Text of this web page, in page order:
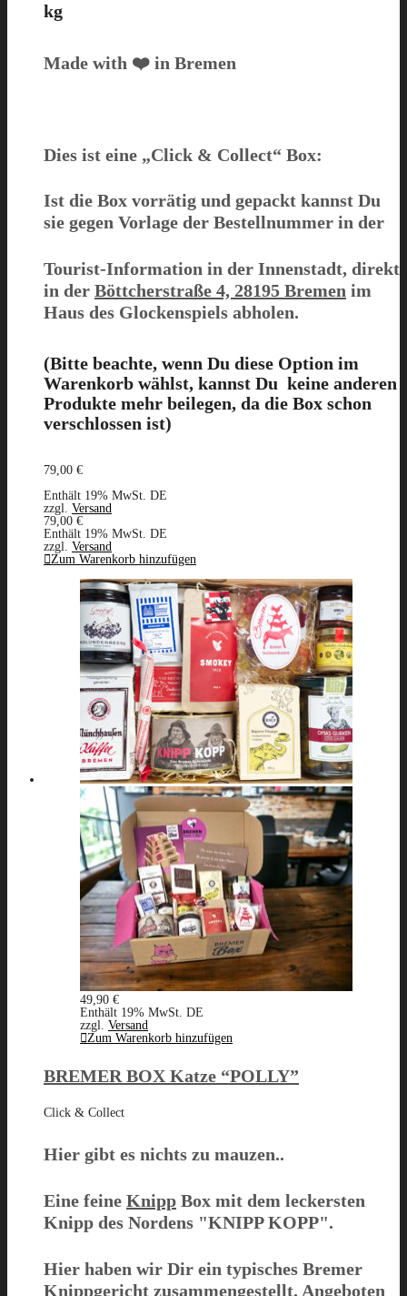
kg
Made with ❤️ in Bremen
Dies ist eine „Click & Collect“ Box:
Ist die Box vorrätig und gepackt kannst Du
sie gegen Vorlage der Bestellnummer in der
Tourist-Information in der Innenstadt, direkt
in der Böttcherstraße 4, 28195 Bremen im
Haus des Glockenspiels abholen.
(Bitte beachte, wenn Du diese Option im
Warenkorb wählst, kannst Du keine anderen
Produkte mehr beilegen, da die Box schon
verschlossen ist)
79,00 €
Enthält 19% MwSt. DE
zzgl. Versand
79,00 €
Enthält 19% MwSt. DE
zzgl. Versand
Zum Warenkorb hinzufügen
49,90 €
Enthält 19% MwSt. DE
zzgl. Versand
Zum Warenkorb hinzufügen
BREMER BOX Katze “POLLY”
Click & Collect
Hier gibt es nichts zu mauzen..
Eine feine Knipp Box mit dem leckersten
Knipp des Nordens "KNIPP KOPP".
Hier haben wir Dir ein typisches Bremer
Knippgericht zusammengestellt. Angeboten